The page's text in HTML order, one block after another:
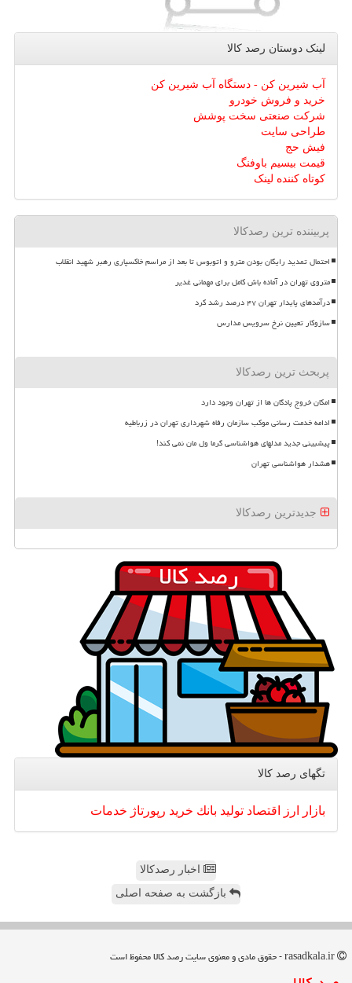
لینک دوستان رصد كالا
آب شیرین کن - دستگاه آب شیرین کن
خرید و فروش خودرو
شرکت صنعتی سخت پوشش
طراحی سایت
فیش حج
قیمت بیسیم باوفنگ
کوتاه کننده لینک
پربیننده ترین رصدکالا
احتمال تمدید رایگان بودن مترو و اتوبوس تا بعد از مراسم خاکسپاری رهبر شهید انقلاب
متروی تهران در آماده باش کامل برای مهمانی غدیر
درآمدهای پایدار تهران ۴۷ درصد رشد کرد
سازوکار تعیین نرخ سرویس مدارس
پربحث ترین رصدکالا
امکان خروج پادگان ها از تهران وجود دارد
ادامه خدمت رسانی موکب سازمان رفاه شهرداری تهران در زرباطیه
پیشبینی جدید مدلهای هواشناسی گرما ول مان نمی کند!
هشدار هواشناسی تهران
جدیدترین رصدکالا
تگهای رصد كالا
بازار ارز اقتصاد تولید بانك خرید رپورتاژ خدمات
اخبار رصدکالا
بازگشت به صفحه اصلی